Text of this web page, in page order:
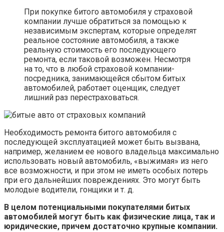
При покупке битого автомобиля у страховой
компании лучше обратиться за помощью к
независимым экспертам, которые определят
реальное состояние автомобиля, а также
реальную стоимость его последующего
ремонта, если таковой возможен. Несмотря
на то, что в любой страховой компании-
посредника, занимающейся сбытом битых
автомобилей, работает оценщик, следует
лишний раз перестраховаться.
Необходимость ремонта битого автомобиля с
последующей эксплуатацией может быть вызвана,
например, желанием ее нового владельца максимально
использовать новый автомобиль, «выжимая» из него
все возможности, и при этом не иметь особых потерь
при его дальнейших повреждениях. Это могут быть
молодые водители, гонщики и т. д.
В целом потенциальными покупателями битых
автомобилей могут быть как физические лица, так и
юридические, причем достаточно крупные компании.